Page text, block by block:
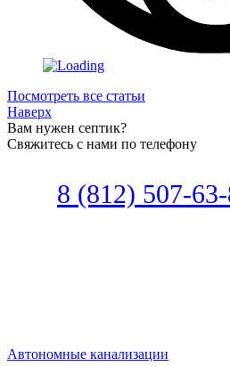
Посмотреть все статьи
Наверх
Вам нужен септик?
Свяжитесь с нами по телефону
8 (812) 507-
Автономные канализации